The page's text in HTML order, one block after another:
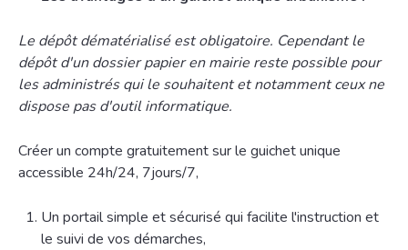
Le dépôt dématérialisé est obligatoire. Cependant le
dépôt d'un dossier papier en mairie reste possible pour
les administrés qui le souhaitent et notamment ceux ne
dispose pas d'outil informatique.
Créer un compte gratuitement sur le guichet unique
accessible 24h/24, 7jours/7,
Un portail simple et sécurisé qui facilite l'instruction et
le suivi de vos démarches,